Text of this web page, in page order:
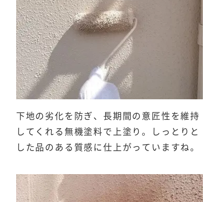
下地の劣化を防ぎ、長期間の意匠性を維持
してくれる無機塗料で上塗り。しっとりと
した品のある質感に仕上がっていますね。